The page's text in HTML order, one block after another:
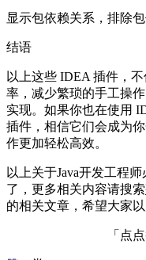
显示包依赖关系，排除
结语
以上这些 IDEA 插件，
率，减少繁琐的手工操
实现。如果你也在使用
插件，相信它们会成为
作更加轻松高效。
以上关于Java开发工程
了，更多相关内容请搜索
的相关文章，希望大家
「点